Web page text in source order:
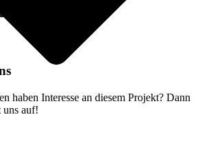
haben Interesse an diesem Projekt? Dann
uns auf!